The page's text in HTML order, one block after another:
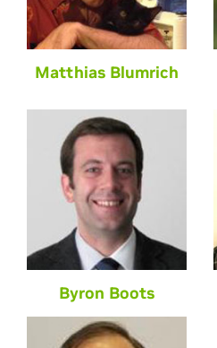
Matthias Blumrich
Byron Boots